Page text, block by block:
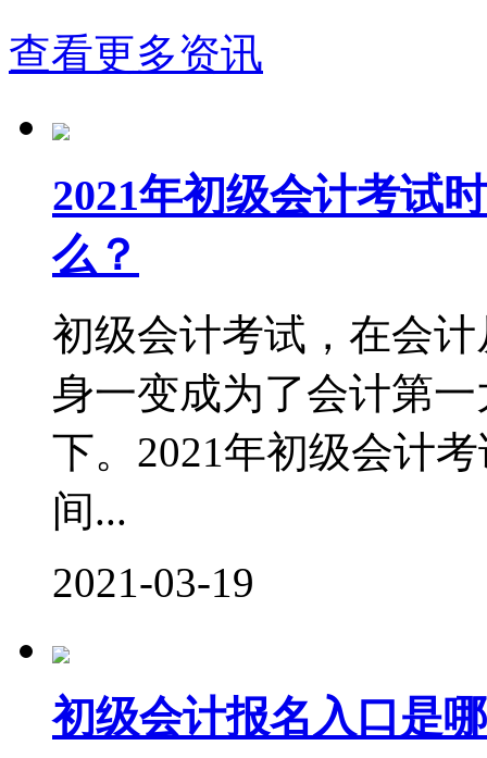
查看更多资讯
2021年初级会计考试
么？
初级会计考试，在会
身一变成为了会计第
下。2021年初级会计
间...
2021-03-19
初级会计报名入口是